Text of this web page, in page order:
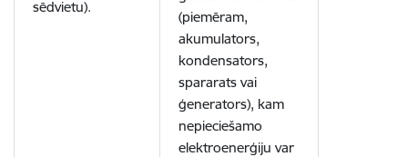
sēdvietu).
(piemēram,
akumulators,
kondensators,
spararats vai
ģenerators), kam
nepieciešamo
elektroenerģiju var